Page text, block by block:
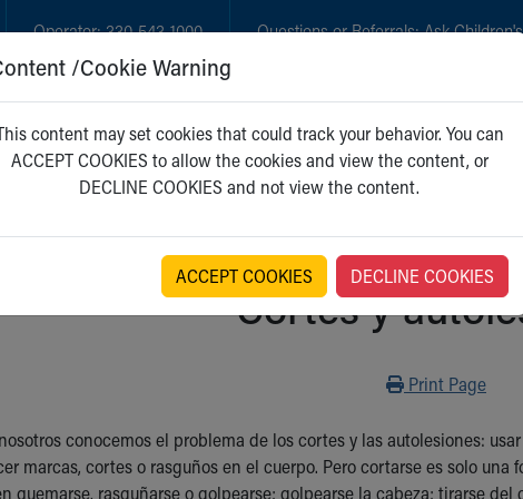
Operator:330-543-1000 Questions or Referrals:Ask Children's
GET CARE NEW PARENTS WHO
Cortes y
Print
Print Page
conocemos el problema de los cortes y las autolesiones:
marcas, cortes o rasguños en el cuerpo. Pero cortarse es solo una
quemarse, rasguñarse o golpearse; golpearse la cabeza; tirarse
/Cookie Warning
content may set cookies that could track your behavior. You can
ACCEPT COOKIES to allow the cookies and view the content, or
DECLINE COOKIES and not view the content.
ACCEPT COOKIES DECLINE COOKIES